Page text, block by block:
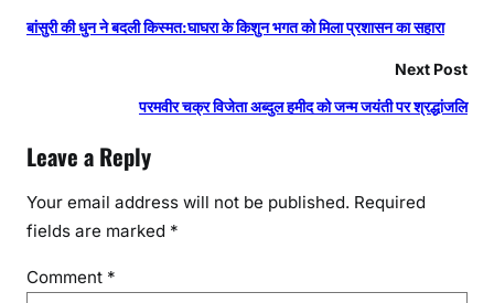
बांसुरी की धुन ने बदली किस्मत:घाघरा के किशुन भगत को मिला प्रशासन का सहारा
Next Post
परमवीर चक्र विजेता अब्दुल हमीद को जन्म जयंती पर श्रद्धांजलि
Leave a Reply
Your email address will not be published. Required
fields are marked *
Comment *